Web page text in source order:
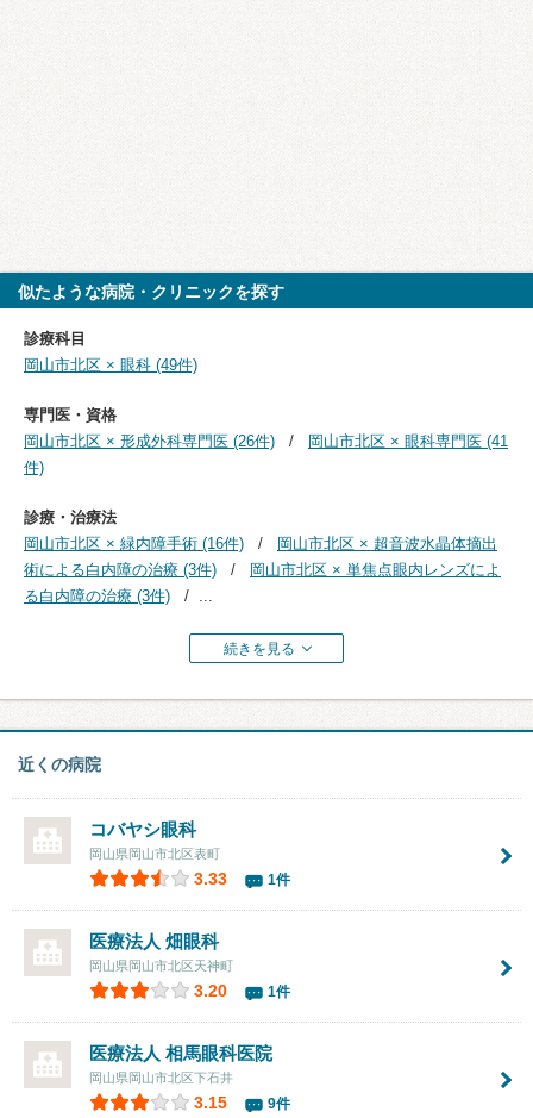
似たような病院・クリニックを探す
診療科目
岡山市北区 × 眼科 (49件)
専門医・資格
岡山市北区 × 形成外科専門医 (26件)
岡山市北区 × 眼科専門医 (41
件)
診療・治療法
岡山市北区 × 緑内障手術 (16件)
岡山市北区 × 超音波水晶体摘出
術による白内障の治療 (3件)
岡山市北区 × 単焦点眼内レンズによ
る白内障の治療 (3件)
...
続きを見る
近くの病院
コバヤシ眼科
岡山県岡山市北区表町
3.33 1件
医療法人 畑眼科
岡山県岡山市北区天神町
3.20 1件
医療法人 相馬眼科医院
岡山県岡山市北区下石井
3.15 9件